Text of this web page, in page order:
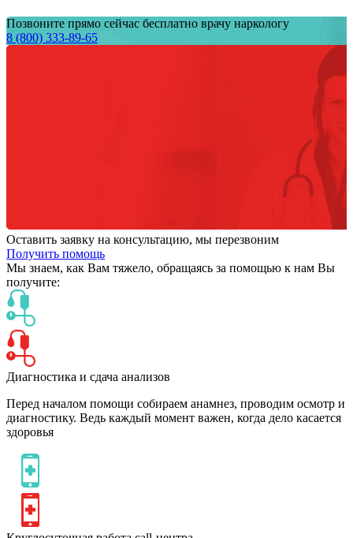
Позвоните прямо сейчас бесплатно врачу наркологу
8 (800) 333-89-65
Оставить заявку на консультацию, мы перезвоним
Получить помощь
Мы знаем, как Вам тяжело, обращаясь за помощью к нам Вы
получите:
Диагностика и сдача анализов
Перед началом помощи собираем анамнез, проводим осмотр и
диагностику. Ведь каждый момент важен, когда дело касается
здоровья